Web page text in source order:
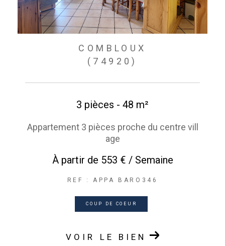
COMBLOUX
(74920)
3 pièces - 48 m²
Appartement 3 pièces proche du centre vill
age
À partir de 553 € / Semaine
REF : APPA BARO346
COUP DE COEUR
VOIR LE BIEN